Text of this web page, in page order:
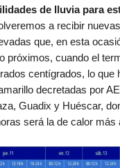
de lluvia para
a recibir
que, en esta
próximos, cuando el
centígrados, lo que
decretadas por
Guadix y Huéscar,
será la de calor más